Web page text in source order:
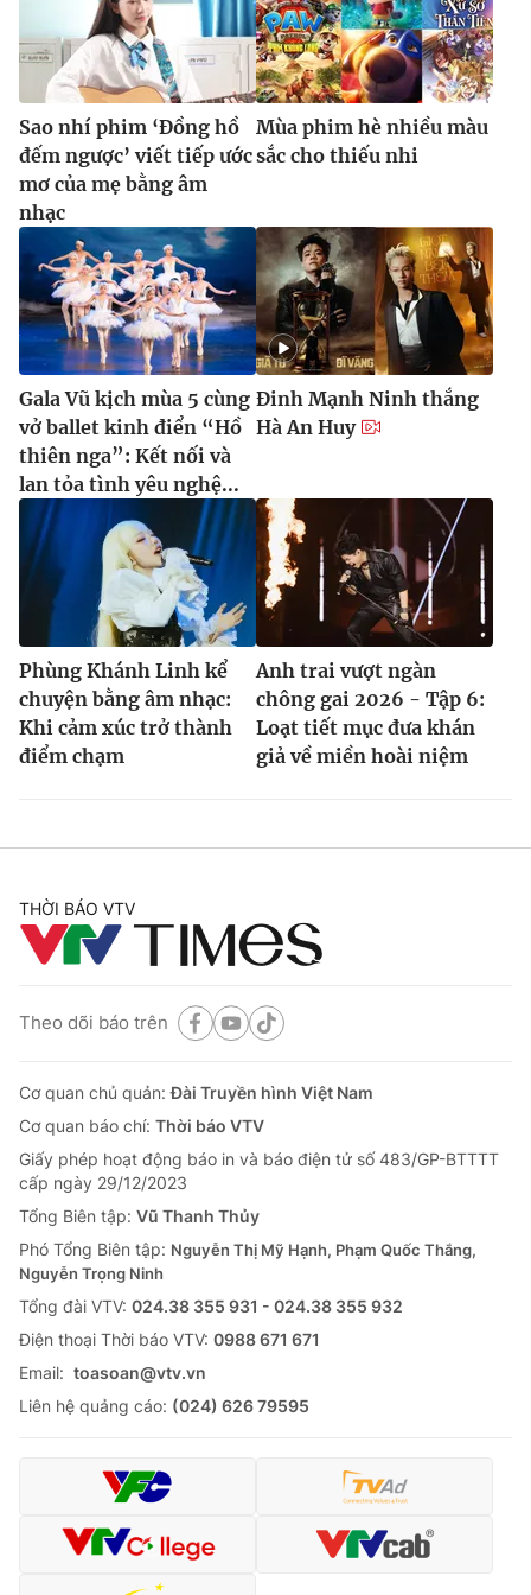
Sao nhí phim ‘Đồng hồ
đếm ngược’ viết tiếp ước
mơ của mẹ bằng âm
nhạc
Mùa phim hè nhiều màu
sắc cho thiếu nhi
Gala Vũ kịch mùa 5 cùng
vở ballet kinh điển “Hồ
thiên nga”: Kết nối và
lan tỏa tình yêu nghệ...
Đinh Mạnh Ninh thắng
Hà An Huy
Phùng Khánh Linh kể
chuyện bằng âm nhạc:
Khi cảm xúc trở thành
điểm chạm
Anh trai vượt ngàn
chông gai 2026 - Tập 6:
Loạt tiết mục đưa khán
giả về miền hoài niệm
THỜI BÁO VTV
Theo dõi báo trên
Cơ quan chủ quản:Đài Truyền hình Việt Nam
Cơ quan báo chí: Thời báo VTV
Giấy phép hoạt động báo in và báo điện tử số 483/GP-BTTTT
cấp ngày 29/12/2023
Tổng Biên tập: Vũ Thanh Thủy
Phó Tổng Biên tập: Nguyễn Thị Mỹ Hạnh, Phạm Quốc Thắng,
Nguyễn Trọng Ninh
Tổng đài VTV: 024.38 355 931 - 024.38 355 932
Ðiện thoại Thời báo VTV: 0988 671 671
Email: toasoan@vtv.vn
Liên hệ quảng cáo: (024) 626 79595